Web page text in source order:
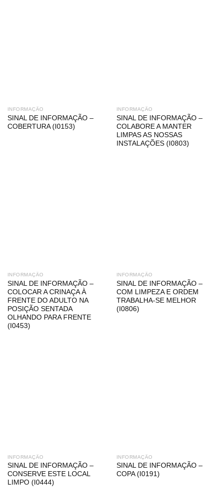
INFORMAÇÃO
SINAL DE INFORMAÇÃO –
COBERTURA (I0153)
INFORMAÇÃO
SINAL DE INFORMAÇÃO –
COLABORE A MANTER
LIMPAS AS NOSSAS
INSTALAÇÕES (I0803)
INFORMAÇÃO
SINAL DE INFORMAÇÃO –
COLOCAR A CRINAÇA À
FRENTE DO ADULTO NA
POSIÇÃO SENTADA
OLHANDO PARA FRENTE
(I0453)
INFORMAÇÃO
SINAL DE INFORMAÇÃO –
COM LIMPEZA E ORDEM
TRABALHA-SE MELHOR
(I0806)
INFORMAÇÃO
SINAL DE INFORMAÇÃO –
CONSERVE ESTE LOCAL
LIMPO (I0444)
INFORMAÇÃO
SINAL DE INFORMAÇÃO –
COPA (I0191)